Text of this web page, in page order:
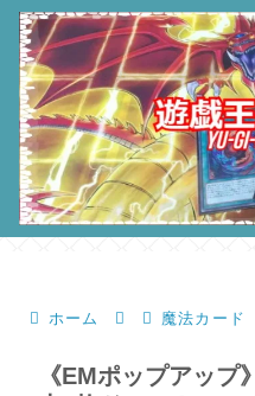
ホーム 魔法カード
《EMポップアッ